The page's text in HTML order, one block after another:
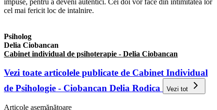
impuse, pentru a deveni autentici. Cei doi vor face din intimitatea lor
cel mai fericit loc de intalnire.
Psiholog
Delia Ciobancan
Cabinet individual de psihoterapie - Delia Ciobancan
Vezi toate articolele publicate de Cabinet Individual
de Psihologie - Ciobancan Delia Rodica
Vezi tot
Articole asemănătoare